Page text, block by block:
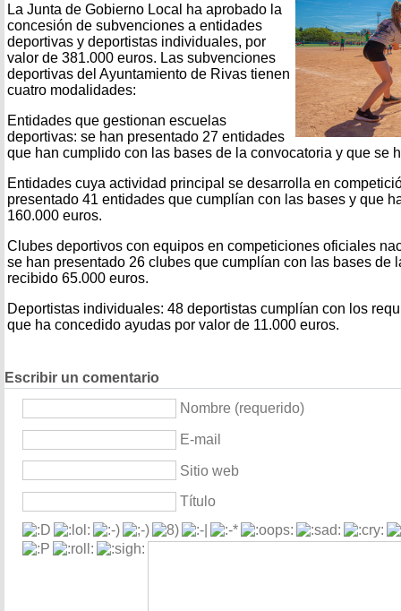
La Junta de Gobierno Local ha aprobado la
concesión de subvenciones a entidades
deportivas y deportistas individuales, por
valor de 381.000 euros. Las subvenciones
deportivas del Ayuntamiento de Rivas tienen
cuatro modalidades:
Entidades que gestionan escuelas
deportivas: se han presentado 27 entidades
que han cumplido con las bases de la convocatoria y que se
Entidades cuya actividad principal se desarrolla en
presentado 41 entidades que cumplían con las bases y que
160.000 euros.
Clubes deportivos con equipos en competiciones oficiales
se han presentado 26 clubes que cumplían con las bases de
recibido 65.000 euros.
Deportistas individuales: 48 deportistas cumplían con los
que ha concedido ayudas por valor de 11.000 euros.
Escribir un comentario
Nombre (requerido)
E-mail
Sitio web
Título